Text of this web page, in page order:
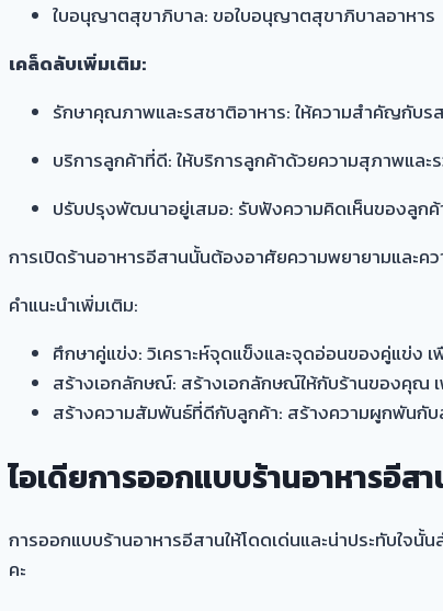
ใบอนุญาตสุขาภิบาล: ขอใบอนุญาตสุขาภิบาลอาหาร
เคล็ดลับเพิ่มเติม:
รักษาคุณภาพและรสชาติอาหาร: ให้ความสำคัญกับร
บริการลูกค้าที่ดี: ให้บริการลูกค้าด้วยความสุภาพและ
ปรับปรุงพัฒนาอยู่เสมอ: รับฟังความคิดเห็นของลูกค้
การเปิดร้านอาหารอีสานนั้นต้องอาศัยความพยายามและค
คำแนะนำเพิ่มเติม:
ศึกษาคู่แข่ง: วิเคราะห์จุดแข็งและจุดอ่อนของคู่แข่ง
สร้างเอกลักษณ์: สร้างเอกลักษณ์ให้กับร้านของคุณ
สร้างความสัมพันธ์ที่ดีกับลูกค้า: สร้างความผูกพันกับ
ไอเดียการออกแบบร้านอาหารอีสา
การออกแบบร้านอาหารอีสานให้โดดเด่นและน่าประทับใจ
คะ